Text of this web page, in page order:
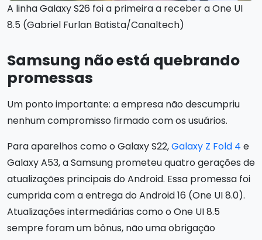
A linha Galaxy S26 foi a primeira a receber a One UI
8.5 (Gabriel Furlan Batista/Canaltech)
Samsung não está quebrando
promessas
Um ponto importante: a empresa não descumpriu
nenhum compromisso firmado com os usuários.
Para aparelhos como o Galaxy S22,Galaxy Z Fold 4 e
Galaxy A53, a Samsung prometeu quatro gerações de
atualizações principais do Android. Essa promessa foi
cumprida com a entrega do Android 16 (One UI 8.0).
Atualizações intermediárias como o One UI 8.5
sempre foram um bônus, não uma obrigação